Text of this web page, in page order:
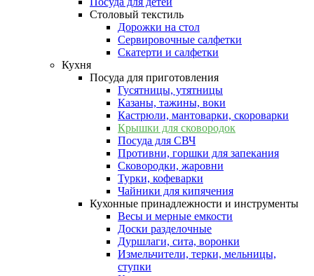
Столовый текстиль
Дорожки на стол
Сервировочные салфетки
Скатерти и салфетки
Кухня
Посуда для приготовления
Гусятницы, утятницы
Казаны, тажины, воки
Кастрюли, мантоварки, скороварки
Крышки для сковородок
Посуда для СВЧ
Противни, горшки для запекания
Сковородки, жаровни
Турки, кофеварки
Чайники для кипячения
Кухонные принадлежности и инструменты
Весы и мерные емкости
Доски разделочные
Дуршлаги, сита, воронки
Измельчители, терки, мельницы,
ступки